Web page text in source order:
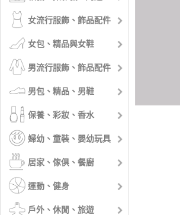
女流行服飾、飾品配件
女包、精品與女鞋
男流行服飾、飾品配件
男包、精品、男鞋
保養、彩妝、香水
婦幼、童裝、嬰幼玩具
居家、傢俱、餐廚
運動、健身
戶外、休閒、旅遊